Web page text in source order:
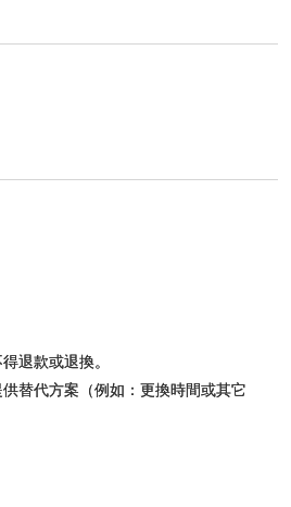
退款或退換。
替代方案（例如：更換時間或其它